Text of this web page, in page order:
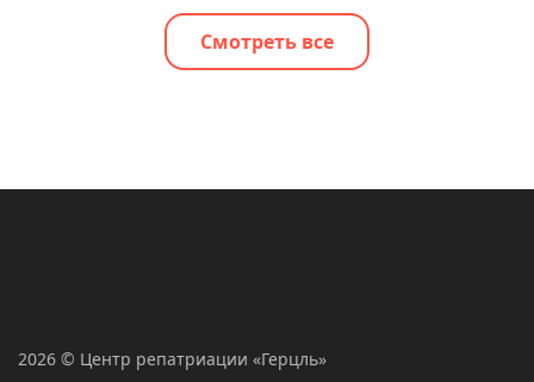
Смотреть все
2026 © Центр репатриации «Герцль»